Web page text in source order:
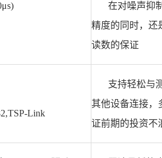
在对噪声抑
精度的同时，还
读数的保证
Link
支持轻松与
其他设备连接，
证前期的投资不